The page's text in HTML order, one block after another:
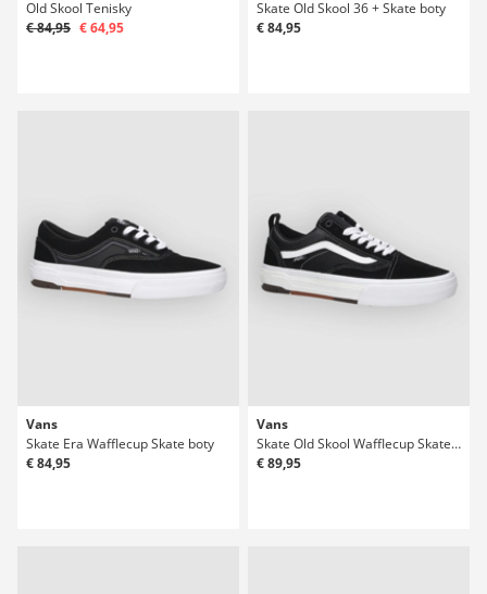
Old Skool Tenisky
€ 84,95 € 64,95
Skate Old Skool 36 + Skate boty
€ 84,95
Vans
Skate Era Wafflecup Skate boty
€ 84,95
Vans
Skate Old Skool Wafflecup Skate boty
€ 89,95